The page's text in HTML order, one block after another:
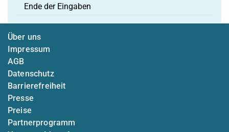
Ende der Eingaben
Über uns
Impressum
AGB
Datenschutz
Barrierefreiheit
Presse
Preise
Partnerprogramm